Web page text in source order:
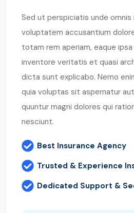
Sed ut perspiciatis unde
voluptatem accusantium
totam rem aperiam, eaque ipsa
inventore veritatis et quasi
dicta sunt explicabo. Nemo
quia voluptas sit aspernatur
quuntur magni dolores qui
nesciunt.
Best Insurance Agency
Trusted & Experience
Dedicated Support &